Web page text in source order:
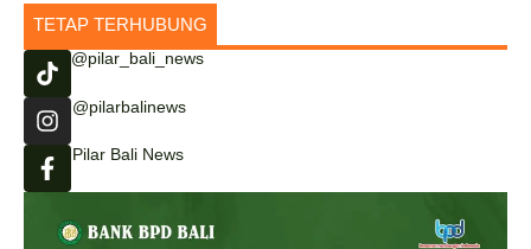
TETAP TERHUBUNG
@pilar_bali_news
@pilarbalinews
Pilar Bali News